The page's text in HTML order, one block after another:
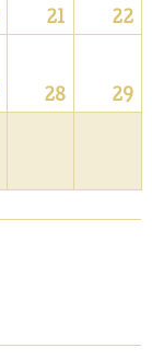
21 22
28 29